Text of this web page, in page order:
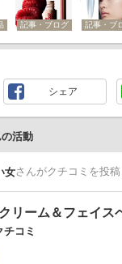
記事・ブログ 記事・ブ
シェア
活動
女さんがクチコミを投
リーム＆フェイス
チコミ